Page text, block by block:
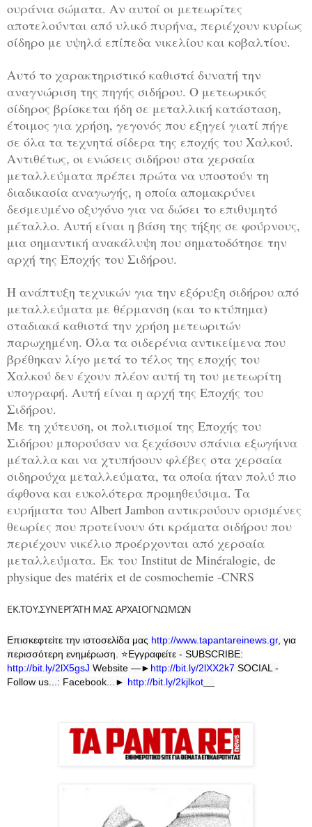
ουράνια σώματα. Αν αυτοί οι μετεωρίτες
αποτελούνται από υλικό πυρήνα, περιέχουν κυρίως
σίδηρο με υψηλά επίπεδα νικελίου και κοβαλτίου.
Αυτό το χαρακτηριστικό καθιστά δυνατή την
αναγνώριση της πηγής σιδήρου. Ο μετεωρικός
σίδηρος βρίσκεται ήδη σε μεταλλική κατάσταση,
έτοιμος για χρήση, γεγονός που εξηγεί γιατί πήγε
σε όλα τα τεχνητά σίδερα της εποχής του Χαλκού.
Αντιθέτως, οι ενώσεις σιδήρου στα χερσαία
μεταλλεύματα πρέπει πρώτα να υποστούν τη
διαδικασία αναγωγής, η οποία απομακρύνει
δεσμευμένο οξυγόνο για να δώσει το επιθυμητό
μέταλλο. Αυτή είναι η βάση της τήξης σε φούρνους,
μια σημαντική ανακάλυψη που σηματοδότησε την
αρχή της Εποχής του Σιδήρου.
Η ανάπτυξη τεχνικών για την εξόρυξη σιδήρου από
μεταλλεύματα με θέρμανση (και το κτύπημα)
σταδιακά καθιστά την χρήση μετεωριτών
παρωχημένη. Όλα τα σιδερένια αντικείμενα που
βρέθηκαν λίγο μετά το τέλος της εποχής του
Χαλκού δεν έχουν πλέον αυτή τη του μετεωρίτη
υπογραφή. Αυτή είναι η αρχή της Εποχής του
Σιδήρου.
Με τη χύτευση, οι πολιτισμοί της Εποχής του
Σιδήρου μπορούσαν να ξεχάσουν σπάνια εξωγήινα
μέταλλα και να χτυπήσουν φλέβες στα χερσαία
σιδηρούχα μεταλλεύματα, τα οποία ήταν πολύ πιο
άφθονα και ευκολότερα προμηθεύσιμα. Τα
ευρήματα του Albert Jambon αντικρούουν ορισμένες
θεωρίες που προτείνουν ότι κράματα σιδήρου που
περιέχουν νικέλιο προέρχονται από χερσαία
μεταλλεύματα. Εκ του Institut de Minéralogie, de
physique des matérix et de cosmochemie -CNRS
ΕΚ.ΤΟΥ.ΣΥΝΕΡΓΆΤΗ ΜΑΣ ΑΡΧΑΙΟΓΝΩΜΩΝ
Επισκεφτείτε την ιστοσελίδα μας http://www tapantareinews gr , για
περισσότερη ενημέρωση. ⭐Εγγραφείτε - SUBSCRIBE:
http://bit.ly/2lX5gsJ Website —► http://bit.ly/2lXX2k7 SOCIAL -
Follow us...: Facebook...► http://bit.ly/2kjlkot